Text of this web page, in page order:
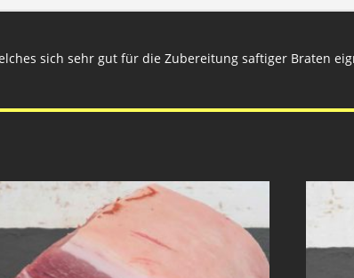
sich sehr gut für die Zubereitung saftiger Braten